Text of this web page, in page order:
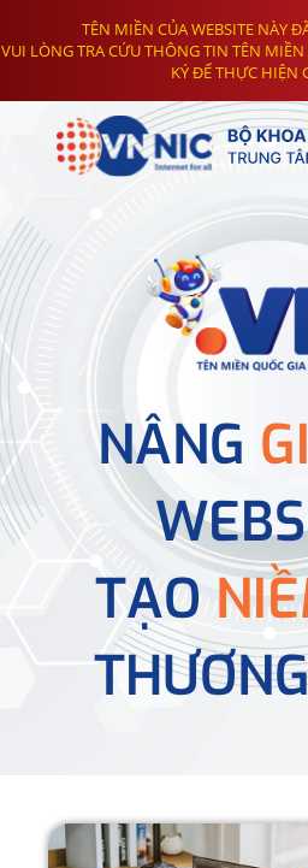
TÊN MIỀN CỦA WEBSITE NÀY
VUI LÒNG TRA CỨU THÔNG TIN TÊN MIỀN
KÝ ĐỂ THỰC HIỆN
NÂNG
TẠO